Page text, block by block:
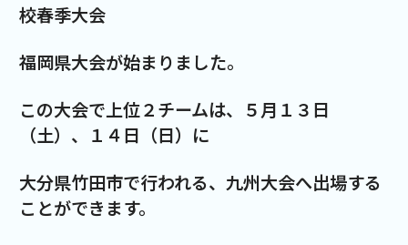
校春季大会
福岡県大会が始まりました。
この大会で上位２チームは、５月１３日
（土）、１４日（日）に
大分県竹田市で行われる、九州大会へ出場する
ことができます。